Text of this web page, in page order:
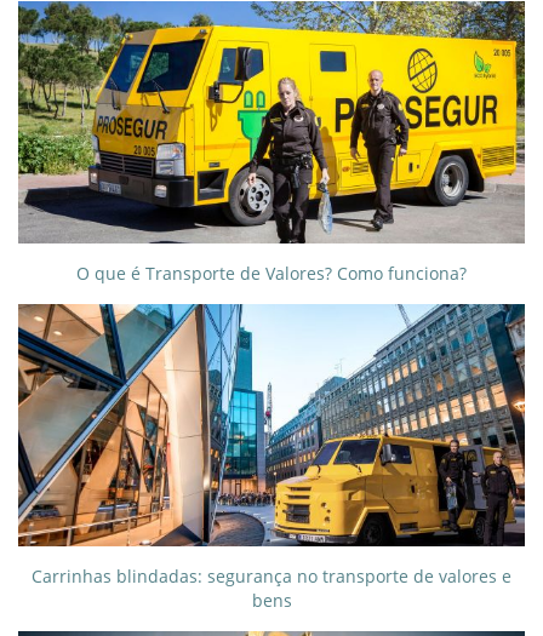
O que é Transporte de Valores? Como funciona?
Carrinhas blindadas: segurança no transporte de valores e
bens